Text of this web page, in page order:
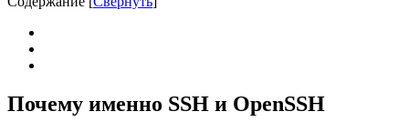
Почему именно SSH и OpenSSH